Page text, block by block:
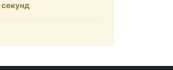
секунд